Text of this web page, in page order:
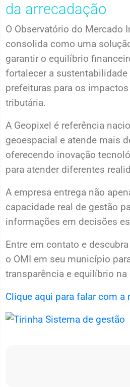
da arrecadação
O Observatório do Mercado
consolida como uma
garantir o equilíbrio
fortalecer a sustentabilidade
prefeituras para os
tributária.
A Geopixel é referência
geoespacial e atende mais
oferecendo inovação
para atender diferentes
A empresa entrega não
capacidade real de gestão
informações em decisões
Entre em contato e
o OMI em seu município
transparência e equilíbrio
Clique aqui para falar com a